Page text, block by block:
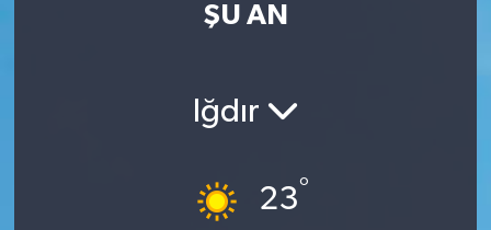
ŞU AN
Iğdır
23°